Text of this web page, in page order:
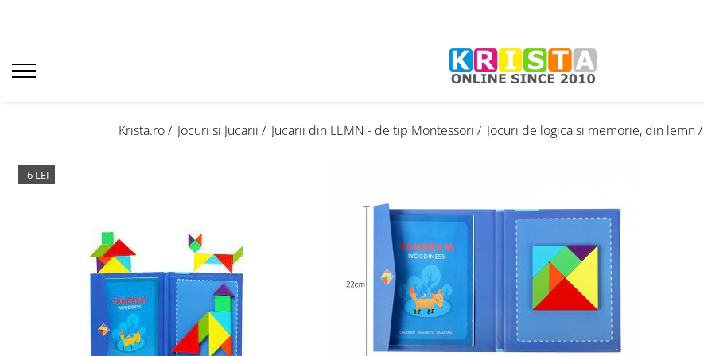
Krista.ro / Jocuri si Jucarii / Jucarii din LEMN - de tip Montessori / Jocuri de logica si memorie, din lemn /
-6 LEI